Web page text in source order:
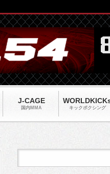
J-CAGE
国内MMA キックポクシング